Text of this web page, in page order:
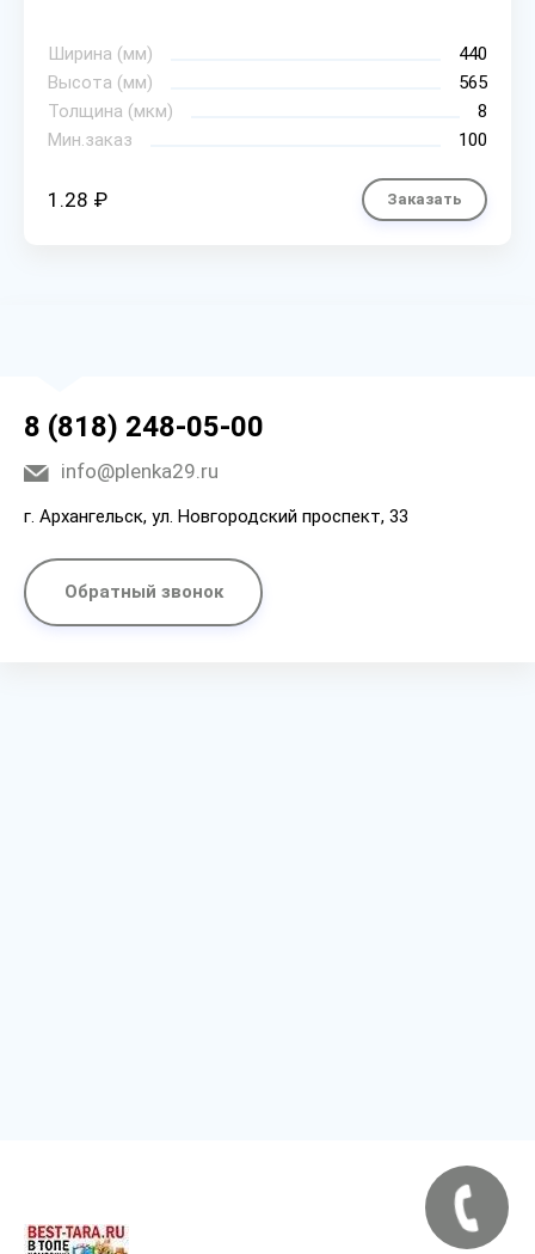
Ширина (мм)
440
Высота (мм)
565
Толщина (мкм)
8
Мин.заказ
100
1.28 ₽ Заказать
8 (818) 248-05-00
info@plenka29.ru
г. Архангельск, ул. Новгородский проспект, 33
Обратный звонок